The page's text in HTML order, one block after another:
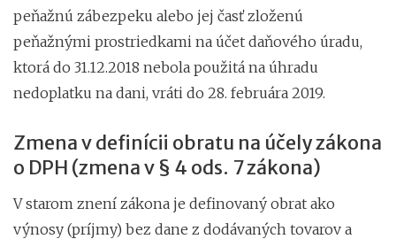
peňažnú zábezpeku alebo jej časť zloženú
peňažnými prostriedkami na účet daňového úradu,
ktorá do 31.12.2018 nebola použitá na úhradu
nedoplatku na dani, vráti do 28. februára 2019.
Zmena v definícii obratu na účely zákona
o DPH (zmena v § 4 ods. 7 zákona)
V starom znení zákona je definovaný obrat ako
výnosy (príjmy) bez dane z dodávaných tovarov a